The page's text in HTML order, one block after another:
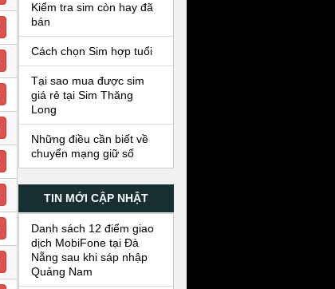
Kiểm tra sim còn hay đã
bán
Cách chọn Sim hợp tuổi
Tại sao mua được sim
giá rẻ tại Sim Thăng
Long
Những điều cần biết về
chuyển mạng giữ số
TIN MỚI CẬP NHẬT
Danh sách 12 điểm giao
dịch MobiFone tại Đà
Nẵng sau khi sáp nhập
Quảng Nam